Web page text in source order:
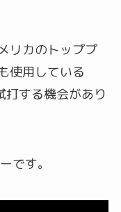
リカのトッププ
使用している
する機会があり
です。